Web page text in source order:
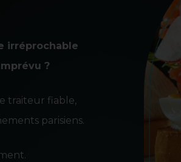
irréprochable
?
traiteur fiable,
parisiens.